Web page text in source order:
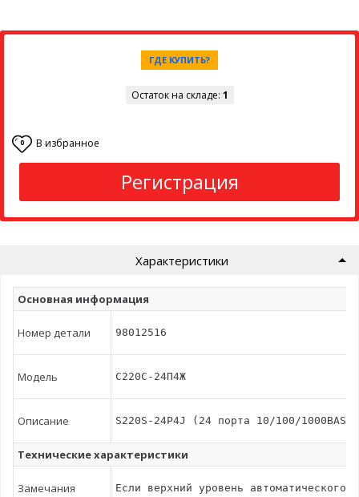
ГДЕ КУПИТЬ?
Остаток на складе: 1
0 В избранное
Регистрация
Характеристики
Основная информация
Номер детали 98012516
Модель С220С-24П4Ж
Описание S220S-24P4J (24 порта 10/100/
Технические характеристики
Замечания Если верхний уровень